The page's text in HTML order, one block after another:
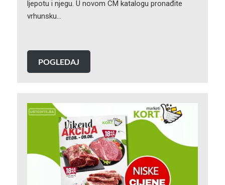
ljepotu i njegu. U novom CM katalogu pronađite
vrhunsku…
POGLEDAJ